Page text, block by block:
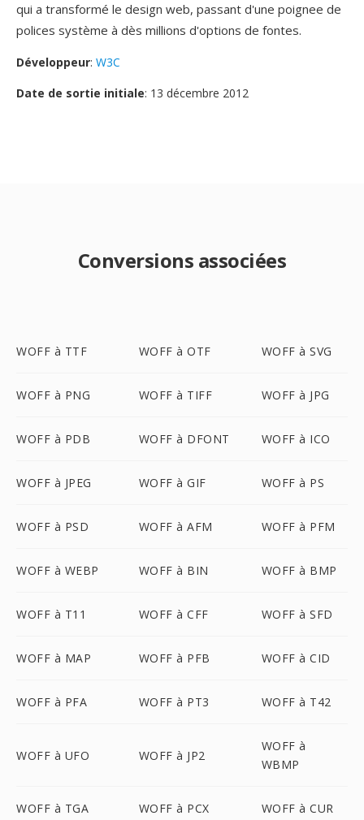
qui a transformé le design web, passant d'une poignee de
polices système à dès millions d'options de fontes.
Développeur: W3C
Date de sortie initiale: 13 décembre 2012
Conversions associées
WOFF à TTF WOFF à OTF WOFF à SVG
WOFF à PNG WOFF à TIFF WOFF à JPG
WOFF à PDB WOFF à DFONT WOFF à ICO
WOFF à JPEG WOFF à GIF WOFF à PS
WOFF à PSD WOFF à AFM WOFF à PFM
WOFF à WEBP WOFF à BIN WOFF à BMP
WOFF à T11 WOFF à CFF WOFF à SFD
WOFF à MAP WOFF à PFB WOFF à CID
WOFF à PFA WOFF à PT3 WOFF à T42
WOFF à UFO WOFF à JP2
WOFF à
WBMP
WOFF à TGA WOFF à PCX WOFF à CUR